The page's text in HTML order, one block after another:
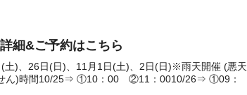
細&ご予約はこちら
(土)、26日(日)、11月1日(土)、2日(日)※雨天開催 (悪天
せん)時間10/25⇒ ①10：00 ②11：0010/26⇒ ①09：